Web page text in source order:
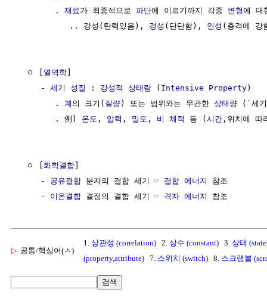
        .
재료 가 최종적으로 파단에 이르기까지 각종 변형에
           ..
강성 (탄력있음), 경성 (단단함), 인성 (충격에 강
  ㅇ [
열역학]
     -
세기 성질 : 강성적 상태량 ( Intensive Property)
        .
계 의 크기( 질량) 또는 범위와는 무관한 상태량 (`세
        . 例)
온도 , 압력 , 밀도 , 비 체적 등 (시간 ,위치에 따
  ㅇ [
화학결합]
     -
공유결합 분자의 결합 세기 ☞ 결합 에너지
참조
     -
이온결합 결정의 결합 세기 ☞ 격자 에너지
▷ 공통/핵심어(ㅅ)
1. 상관성 (correlation) 2. 상수 (constant) 3. 상태
(property,attribute) 7. 스위치 (switch) 8. 스크램블
검색